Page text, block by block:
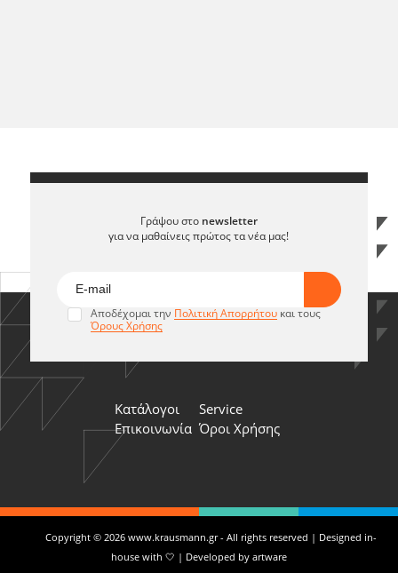
Γράψου στο newsletter
για να μαθαίνεις πρώτος τα νέα μας!
Αποδέχομαι την Πολιτική Απορρήτουκαι τους
Όρους Χρήσης
Κατάλογοι
Service
Επικοινωνία Όροι Χρήσης
Copyright © 2026 www.krausmann.gr - All rights reserved | Designed in-
house with 🤍 | Developed by artware